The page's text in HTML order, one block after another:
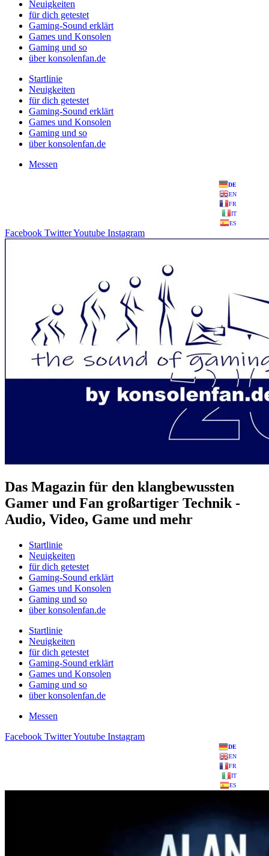
Neuigkeiten
für dich getestet
Gaming-Sound erklärt
Games und Konsolen
Gaming und so
über konsolenfan.de
Startlinie
Neuigkeiten
für dich getestet
Gaming-Sound erklärt
Games und Konsolen
Gaming und so
über konsolenfan.de
Messen
DE
EN
FR
IT
ES
Facebook TwitterYoutube Instagram
Das Magazin für den klangbewussten
Gamer und Fan großartiger Technik -
Audio, Video, Game und mehr
Startlinie
Neuigkeiten
für dich getestet
Gaming-Sound erklärt
Games und Konsolen
Gaming und so
über konsolenfan.de
Startlinie
Neuigkeiten
für dich getestet
Gaming-Sound erklärt
Games und Konsolen
Gaming und so
über konsolenfan.de
Messen
Facebook TwitterYoutube Instagram
DE
EN
FR
IT
ES